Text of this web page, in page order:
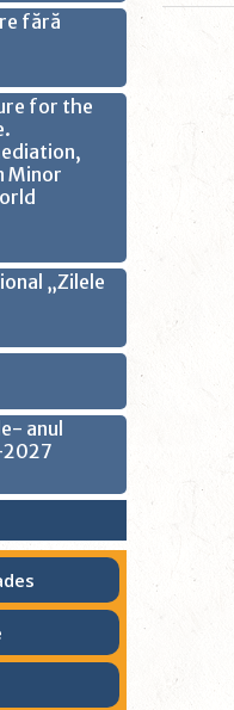
fără
for the
Minor
„Zilele
anul